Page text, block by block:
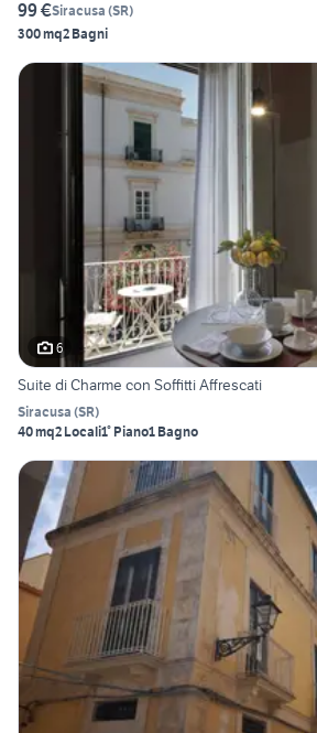
99 €Siracusa (SR)
300 mq2 Bagni
6
Suite di Charme con Soffitti Affrescati
Siracusa (SR)
40 mq2 Locali1° Piano1 Bagno